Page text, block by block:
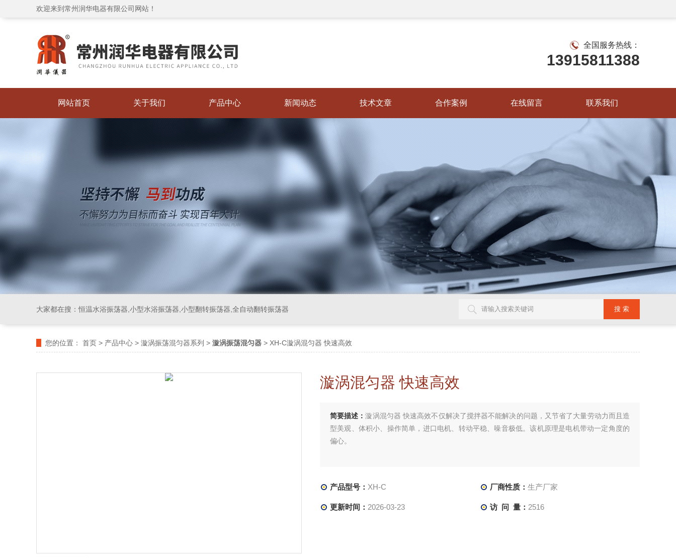
欢迎来到常州润华电器有限公司网站！
全国服务热线：
13915811388
网站首页 关于我们 产品中心 新闻动态 技术文章 合作案例 在线留言 联系我们
大家都在搜：恒温水浴振荡器,小型水浴振荡器,小型翻转振荡器,全自动翻转振荡器
您的位置： 首页 > 产品中心 > 漩涡振荡混匀器系列 > 漩涡振荡混匀器 > XH-C漩涡混匀器 快速高效
漩涡混匀器 快速高效
简要描述：漩涡混匀器 快速高效不仅解决了搅拌器不能解决的问题，又节省了大量劳动力而且造
型美观、体积小、操作简单，进口电机、转动平稳、噪音极低。该机原理是电机带动一定角度的
偏心。
产品型号： XH-C 厂商性质： 生产厂家
更新时间： 2026-03-23 访 问 量： 2516